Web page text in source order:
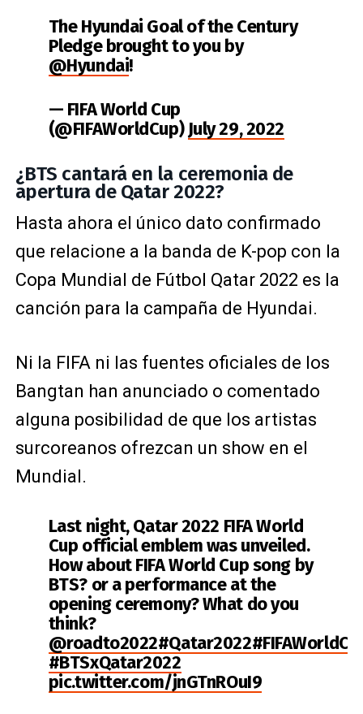
The Hyundai Goal of the Century
Pledge brought to you by
@Hyundai!
— FIFA World Cup
(@FIFAWorldCup)July 29, 2022
¿BTS cantará en la ceremonia de
apertura de Qatar 2022?
Hasta ahora el único dato confirmado
que relacione a la banda de K-pop con la
Copa Mundial de Fútbol Qatar 2022 es la
canción para la campaña de Hyundai.
Ni la FIFA ni las fuentes oficiales de los
Bangtan han anunciado o comentado
alguna posibilidad de que los artistas
surcoreanos ofrezcan un show en el
Mundial.
Last night, Qatar 2022 FIFA World
Cup official emblem was unveiled.
How about FIFA World Cup song by
BTS? or a performance at the
opening ceremony? What do you
think?
@roadto2022#Qatar2022
#BTSxQatar2022
pic.twitter.com/jnGTnROuI9